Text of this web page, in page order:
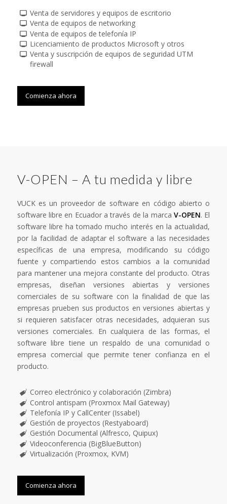
Venta de servidores y equipos de escritorio
Venta de equipos de networking
Venta de equipos de telefonía IP
Licenciamiento de productos Microsoft y otros
Venta y suscripción de equipos de seguridad UTM
firewall
Comienza ahora
V-OPEN – A tu medida y libre
VUCK es un proveedor de software en código abierto o
software libre en Ecuador a través de la marcaV-OPEN. El
software libre ha tomado mucho interés en la actualidad,
por la facilidad de adaptar el software a las necesidades
específicas de una empresa, modificando su código
fuente y compartiendo estos cambios a la comunidad
para mantener una mejora constante del producto. Otras
empresas, diseñan versiones abiertas y versiones
comerciales de su software con la finalidad de que las
empresas prueben sus productos en versiones abiertas y
si requieren satisfacer otras necesidades, adquieran sus
versiones comerciales. En cualquiera de las formas, el
software libre tiene un respaldo de una comunidad o
empresa comercial que permite tener confianza en el
producto.
Correo electrónico y colaboración (Zimbra)
Control antispam (Proxmox Mail Gateway)
Telefonía IP y CallCenter (Issabel)
Gestión de proyectos (Restyaboard)
Gestión Documental (Alfresco, Quipux)
Videoconferencia (BigBlueButton)
Virtualización (Proxmox, KVM)
Comienza ahora